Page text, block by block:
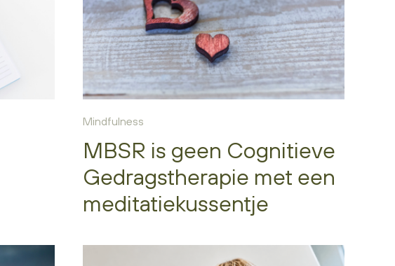
Mindfulness
MBSR is geen Cognitieve
Gedragstherapie met een
meditatiekussentje